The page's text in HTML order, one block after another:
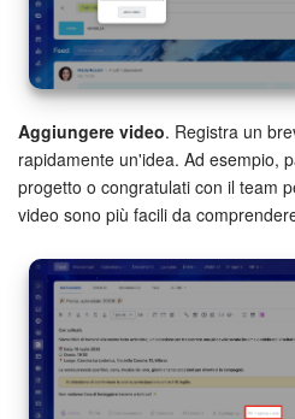
Aggiungere video. Registra un
rapidamente un'idea. Ad esempio,
progetto o congratulati con il team
video sono più facili da